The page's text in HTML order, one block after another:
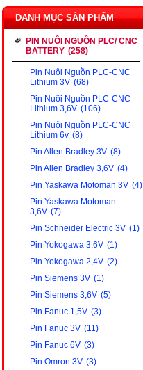
DANH MỤC SẢN PHẨM
PIN NUÔI NGUỒN PLC/ CNC
BATTERY (258)
Pin Nuôi Nguồn PLC-CNC
Lithium 3V (68)
Pin Nuôi Nguồn PLC-CNC
Lithium 3,6V (106)
Pin Nuôi Nguồn PLC-CNC
Lithium 6v (8)
Pin Allen Bradley 3V (8)
Pin Allen Bradley 3,6V (4)
Pin Yaskawa Motoman 3V (4)
Pin Yaskawa Motoman
3,6V (7)
Pin Schneider Electric 3V (1)
Pin Yokogawa 3,6V (1)
Pin Yokogawa 2,4V (2)
Pin Siemens 3V (1)
Pin Siemens 3,6V (5)
Pin Fanuc 1,5V (3)
Pin Fanuc 3V (11)
Pin Fanuc 6V (3)
Pin Omron 3V (3)